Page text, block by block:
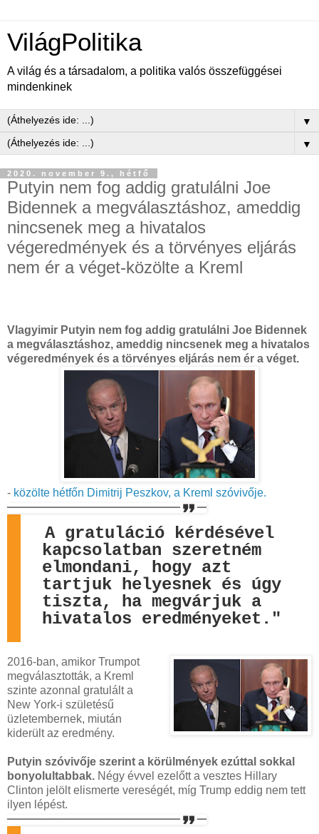
VilágPolitika
A világ és a társadalom, a politika valós összefüggései
mindenkinek
▼
▼
2020. november 9., hétfő
Putyin nem fog addig gratulálni Joe
Bidennek a megválasztáshoz, ameddig
nincsenek meg a hivatalos
végeredmények és a törvényes eljárás
nem ér a véget-közölte a Kreml
Vlagyimir Putyin nem fog addig gratulálni Joe Bidennek
a megválasztáshoz, ameddig nincsenek meg a hivatalos
végeredmények és a törvényes eljárás nem ér a véget.
- közölte hétfőn Dimitrij Peszkov, a Kreml szóvivője.
A gratuláció kérdésével
kapcsolatban szeretném
elmondani, hogy azt
tartjuk helyesnek és úgy
tiszta, ha megvárjuk a
hivatalos eredményeket."
2016-ban, amikor Trumpot
megválasztották, a Kreml
szinte azonnal gratulált a
New York-i születésű
üzletembernek, miután
kiderült az eredmény.
Putyin szóvivője szerint a körülmények ezúttal sokkal
bonyolultabbak. Négy évvel ezelőtt a vesztes Hillary
Clinton jelölt elismerte vereségét, míg Trump eddig nem tett
ilyen lépést.